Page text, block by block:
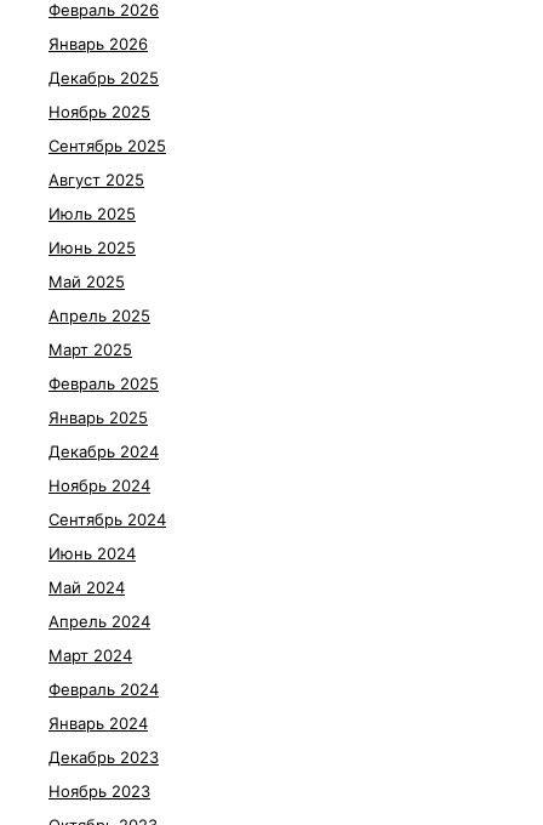
Февраль 2026
Январь 2026
Декабрь 2025
Ноябрь 2025
Сентябрь 2025
Август 2025
Июль 2025
Июнь 2025
Май 2025
Апрель 2025
Март 2025
Февраль 2025
Январь 2025
Декабрь 2024
Ноябрь 2024
Сентябрь 2024
Июнь 2024
Май 2024
Апрель 2024
Март 2024
Февраль 2024
Январь 2024
Декабрь 2023
Ноябрь 2023